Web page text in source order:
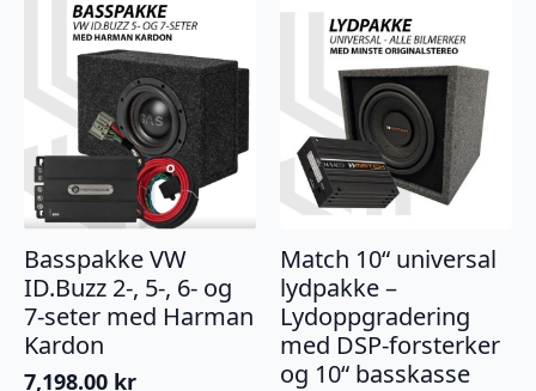
Basspakke VW
ID.Buzz 2-, 5-, 6- og
7-seter med Harman
Kardon
7,198.00 kr
Match 10“ universal
lydpakke –
Lydoppgradering
med DSP-forsterker
og 10“ basskasse